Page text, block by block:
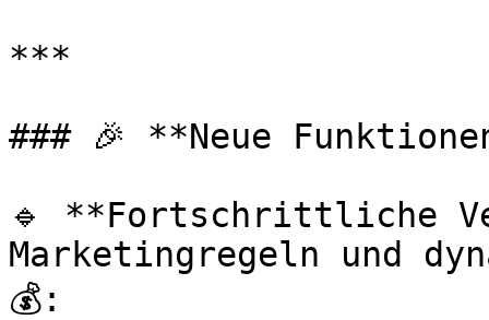
***
### 🎉 **Neue
🔹 **Fortschrittliche
Marketingregeln und
💰: